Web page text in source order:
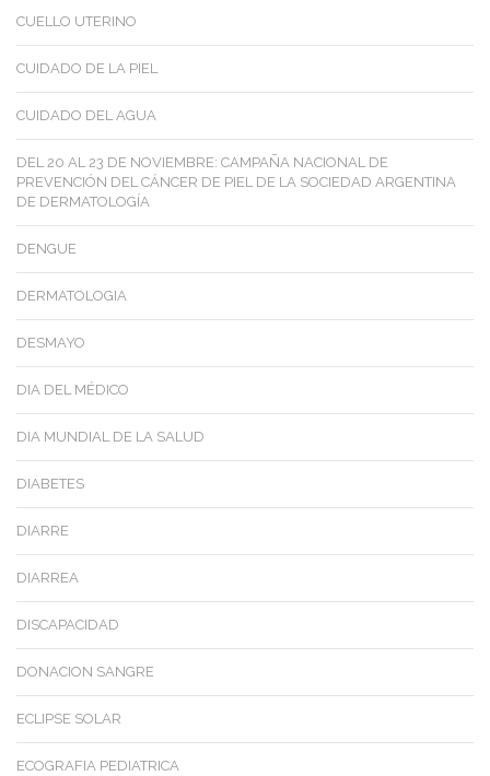
CUELLO UTERINO
CUIDADO DE LA PIEL
CUIDADO DEL AGUA
DEL 20 AL 23 DE NOVIEMBRE: CAMPAÑA NACIONAL DE
PREVENCIÓN DEL CÁNCER DE PIEL DE LA SOCIEDAD ARGENTINA
DE DERMATOLOGÍA
DENGUE
DERMATOLOGIA
DESMAYO
DIA DEL MÉDICO
DIA MUNDIAL DE LA SALUD
DIABETES
DIARRE
DIARREA
DISCAPACIDAD
DONACION SANGRE
ECLIPSE SOLAR
ECOGRAFIA PEDIATRICA